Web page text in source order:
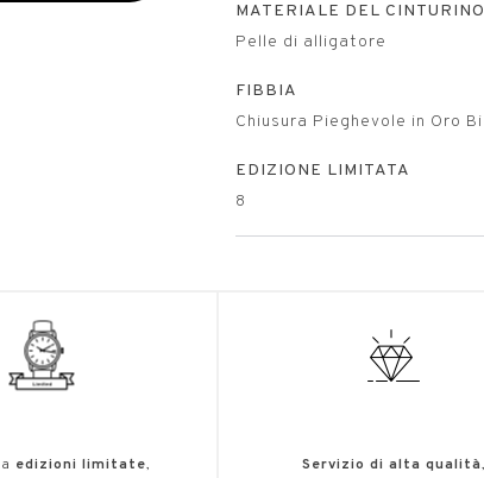
MATERIALE DEL CINTURINO
Pelle di alligatore
FIBBIA
Chiusura Pieghevole in Oro
EDIZIONE LIMITATA
8
edizioni limitate,
Servizio di alta qualità